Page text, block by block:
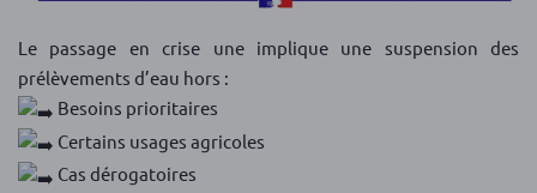
Le passage en crise une implique une suspension des
prélèvements d’eau hors :
Besoins prioritaires
Certains usages agricoles
Cas dérogatoires